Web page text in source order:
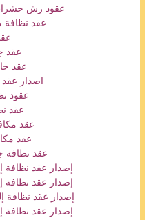
عقود رش
عقد نظافة
عقد
عقد
اصدار عقد
عقود
عقد
عقد
عقد
عقد نظافة
إصدار عقد نظافة
إصدار عقد نظافة
إصدار عقد نظافة
إصدار عقد نظافة